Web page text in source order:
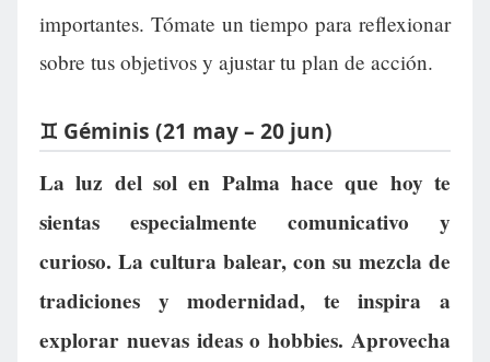
importantes. Tómate un tiempo para reflexionar
sobre tus objetivos y ajustar tu plan de acción.
♊ Géminis (21 may – 20 jun)
La luz del sol en Palma hace que hoy te
sientas especialmente comunicativo y
curioso. La cultura balear, con su mezcla de
tradiciones y modernidad, te inspira a
explorar nuevas ideas o hobbies. Aprovecha